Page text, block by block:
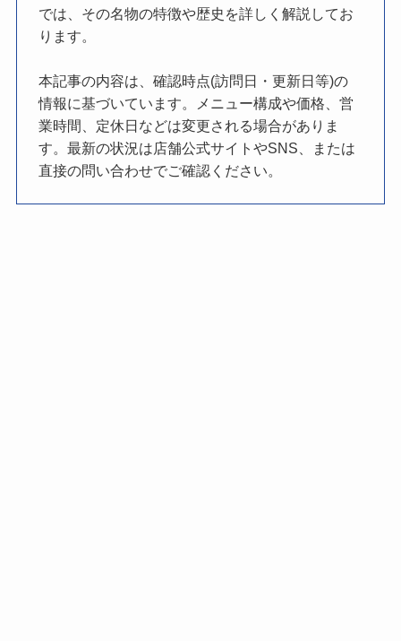
では、その名物の特徴や歴史を詳しく解説してお
ります。
本記事の内容は、確認時点(訪問日・更新日等)の
情報に基づいています。メニュー構成や価格、営
業時間、定休日などは変更される場合がありま
す。最新の状況は店舗公式サイトやSNS、または
直接の問い合わせでご確認ください。